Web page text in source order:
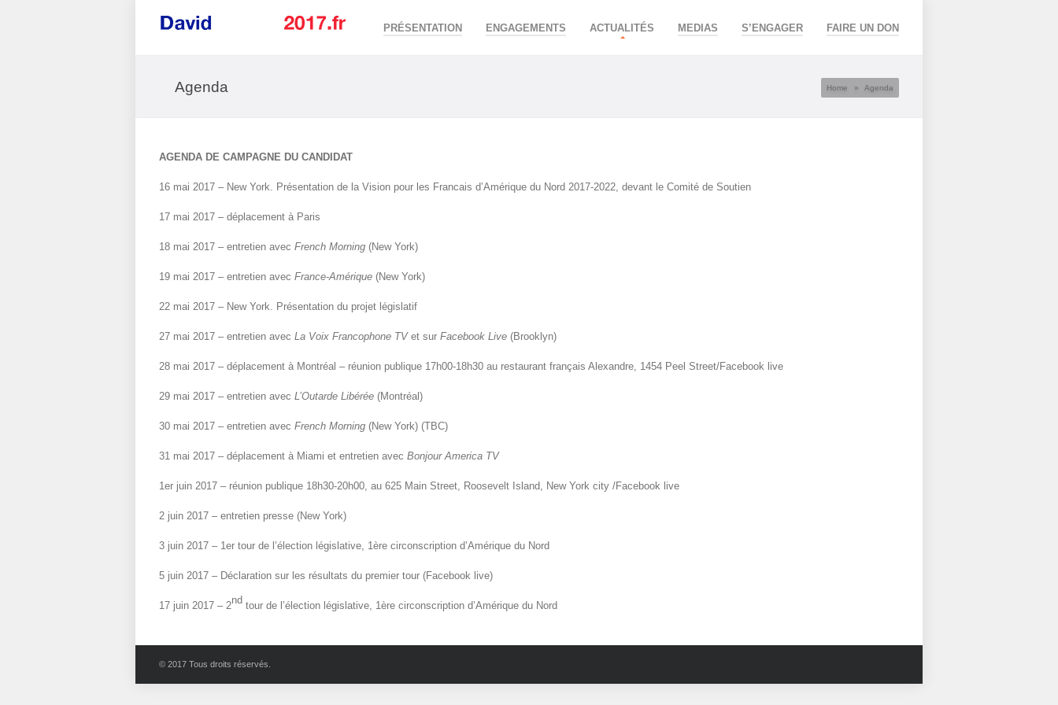
PRÉSENTATION ENGAGEMENTS ACTUALITÉS MEDIAS S’ENGAGER FAIRE UN DON
Agenda Home » Agenda
AGENDA DE CAMPAGNE DU CANDIDAT
16 mai 2017 – New York. Présentation de la Vision pour les Francais d’Amérique du Nord 2017-2022, devant le Comité de Soutien
17 mai 2017 – déplacement à Paris
18 mai 2017 – entretien avec French Morning (New York)
19 mai 2017 – entretien avec France-Amérique (New York)
22 mai 2017 – New York. Présentation du projet législatif
27 mai 2017 – entretien avec La Voix Francophone TVet sur Facebook Live (Brooklyn)
28 mai 2017 – déplacement à Montréal – réunion publique 17h00-18h30 au restaurant français Alexandre, 1454 Peel Street/Facebook live
29 mai 2017 – entretien avec L’Outarde Libérée (Montréal)
30 mai 2017 – entretien avec French Morning (New York) (TBC)
31 mai 2017 – déplacement à Miami et entretien avec Bonjour America TV
1er juin 2017 – réunion publique 18h30-20h00, au 625 Main Street, Roosevelt Island, New York city /Facebook live
2 juin 2017 – entretien presse (New York)
3 juin 2017 – 1er tour de l’élection législative, 1ère circonscription d’Amérique du Nord
5 juin 2017 – Déclaration sur les résultats du premier tour (Facebook live)
17 juin 2017 – 2nd tour de l’élection législative, 1ère circonscription d’Amérique du Nord
© 2017 Tous droits réservés.